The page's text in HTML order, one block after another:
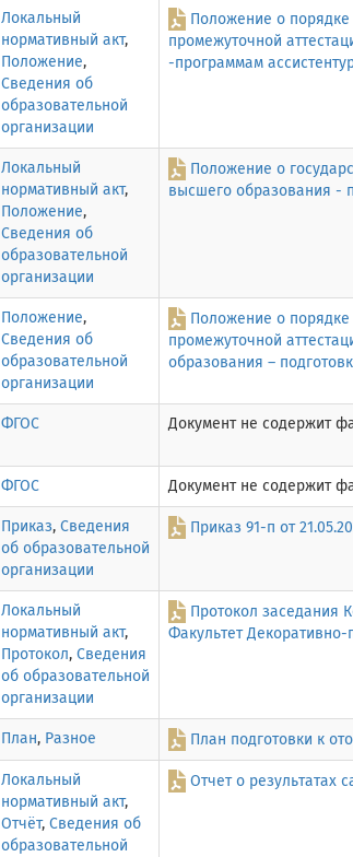
Локальный
нормативный акт,
Положение,
Сведения об
образовательной
организации
Положение о порядке
промежуточной
-программам
Локальный
нормативный акт,
Положение,
Сведения об
образовательной
организации
Положение о
высшего образования -
Положение,
Сведения об
образовательной
организации
Положение о порядке
промежуточной
образования –
ФГОС Документ не содержит
ФГОС Документ не содержит
Приказ, Сведения
об образовательной
организации
Приказ 91-п от
Локальный
нормативный акт,
Протокол, Сведения
об образовательной
организации
Протокол заседания
Факультет Декоративно-
План, Разное План подготовки к
Локальный
нормативный акт,
Отчёт, Сведения об
образовательной
Отчет о результатах